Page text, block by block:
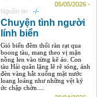
05/05/2026 -
Nguồn tin : -/-
Chuyện tình người
lính biển
Gió biển đêm thổi ràn rạt qua
boong tàu, mang theo vị mặn
nồng len vào từng kẽ áo. Con
tàu Hải quân lặng lẽ rẽ sóng, ánh
đèn vàng hắt xuống mặt nước
loang loáng như những vệt ký
ức chập chờn....